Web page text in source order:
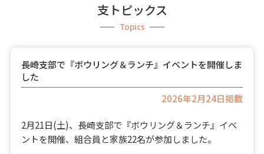
支トピックス
Topics
長崎支部で『ボウリング＆ランチ』イベントを開催しま
した
2026年2月24日掲載
2月21日(土)、長崎支部で『ボウリング＆ランチ』イベ
ントを開催、組合員と家族22名が参加しました。